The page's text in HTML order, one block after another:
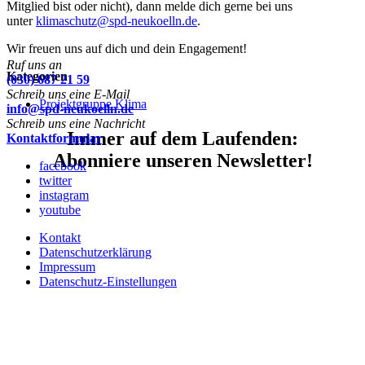
Mitglied bist oder nicht), dann melde dich gerne bei uns
unterklimaschutz@spd-neukoelln.de.
Wir freuen uns auf dich und dein Engagement!
Kategorien
Projektgruppe Klima
Immer auf dem Laufenden:
Abonniere unseren Newsletter!
Ruf uns an
(030) 687 21 59
Schreib uns eine E-Mail
info@spd-neukoelln.de
Schreib uns eine Nachricht
Kontaktformular
facebook
twitter
instagram
youtube
Kontakt
Datenschutzerklärung
Impressum
Datenschutz-Einstellungen